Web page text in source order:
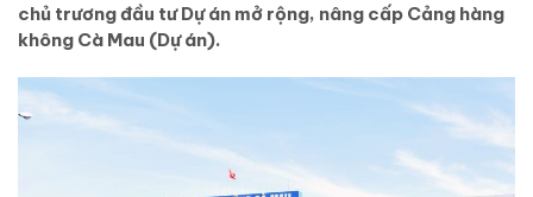
chủ trương đầu tư Dự án mở rộng, nâng cấp Cảng hàng
không Cà Mau (Dự án).